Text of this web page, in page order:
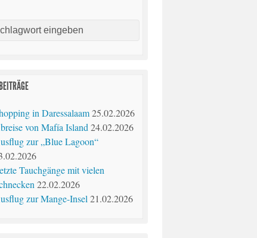
in Daressalaam 25.02.2026
von Mafía Island 24.02.2026
zur „Blue Lagoon“
Tauchgänge mit vielen
22.02.2026
zur Mange-Insel 21.02.2026